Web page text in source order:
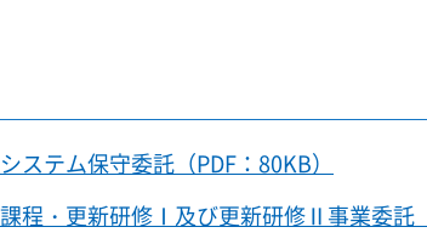
テム保守委託（PDF：80KB）
・更新研修Ⅰ及び更新研修Ⅱ事業委託